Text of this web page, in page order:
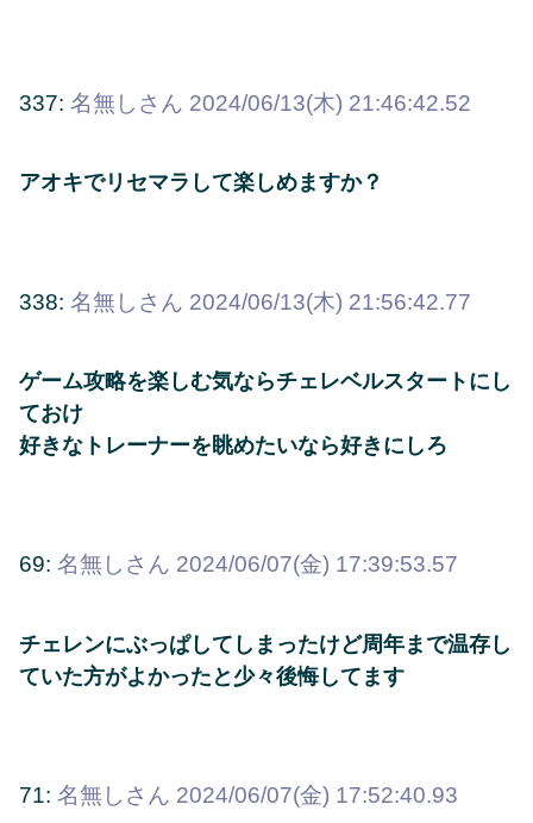
337: 名無しさん 2024/06/13(木) 21:46:42.52
アオキでリセマラして楽しめますか？
338: 名無しさん 2024/06/13(木) 21:56:42.77
ゲーム攻略を楽しむ気ならチェレベルスタートにし
ておけ
好きなトレーナーを眺めたいなら好きにしろ
69: 名無しさん 2024/06/07(金) 17:39:53.57
チェレンにぶっぱしてしまったけど周年まで温存し
ていた方がよかったと少々後悔してます
71: 名無しさん 2024/06/07(金) 17:52:40.93